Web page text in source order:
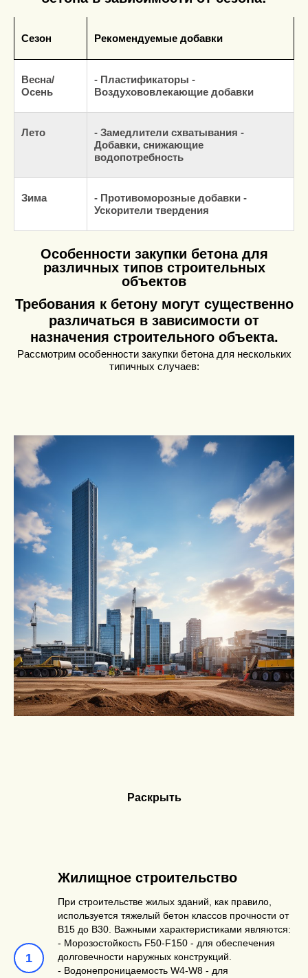
Сезон Рекомендуемые добавки
Весна/
Осень
- Пластификаторы -
Воздухововлекающие добавки
Лето
- Замедлители схватывания -
Добавки, снижающие
водопотребность
Зима
- Противоморозные добавки -
Ускорители твердения
Особенности закупки бетона для
различных типов строительных
объектов
Требования к бетону могут существенно
различаться в зависимости от
назначения строительного объекта.
Рассмотрим особенности закупки бетона для нескольких
типичных случаев:
Раскрыть
Жилищное строительство
При строительстве жилых зданий, как правило,
используется тяжелый бетон классов прочности от
В15 до В30. Важными характеристиками являются:
- Морозостойкость F50-F150 - для обеспечения
долговечности наружных конструкций.
- Водонепроницаемость W4-W8 - для